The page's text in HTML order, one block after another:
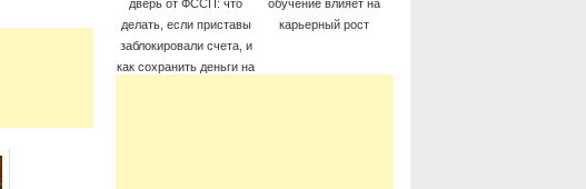
дверь от ФССП: что
делать, если приставы
заблокировали счета, и
как сохранить деньги на
обучение влияет на
карьерный рост